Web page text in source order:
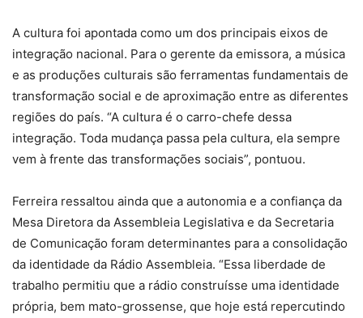
A cultura foi apontada como um dos principais eixos de
integração nacional. Para o gerente da emissora, a música
e as produções culturais são ferramentas fundamentais de
transformação social e de aproximação entre as diferentes
regiões do país. “A cultura é o carro-chefe dessa
integração. Toda mudança passa pela cultura, ela sempre
vem à frente das transformações sociais”, pontuou.
Ferreira ressaltou ainda que a autonomia e a confiança da
Mesa Diretora da Assembleia Legislativa e da Secretaria
de Comunicação foram determinantes para a consolidação
da identidade da Rádio Assembleia. “Essa liberdade de
trabalho permitiu que a rádio construísse uma identidade
própria, bem mato-grossense, que hoje está repercutindo